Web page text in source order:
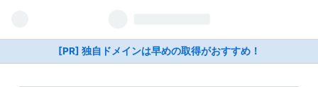
[PR] 独自ドメインは早めの取得がおすすめ！